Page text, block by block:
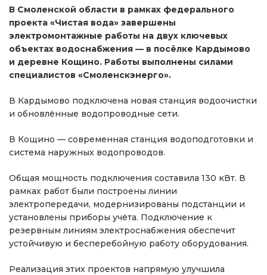
В Смоленской области в рамках федерального
проекта «Чистая вода» завершены
электромонтажные работы на двух ключевых
объектах водоснабжения — в посёлке Кардымово
и деревне Кощино. Работы выполнены силами
специалистов «Смоленскэнерго».
В Кардымово подключена новая станция водоочистки
и обновлённые водопроводные сети.
В Кощино — современная станция водоподготовки и
система наружных водопроводов.
Общая мощность подключения составила 130 кВт. В
рамках работ были построены линии
электропередачи, модернизированы подстанции и
установлены приборы учёта. Подключение к
резервным линиям электроснабжения обеспечит
устойчивую и бесперебойную работу оборудования.
Реализация этих проектов напрямую улучшила